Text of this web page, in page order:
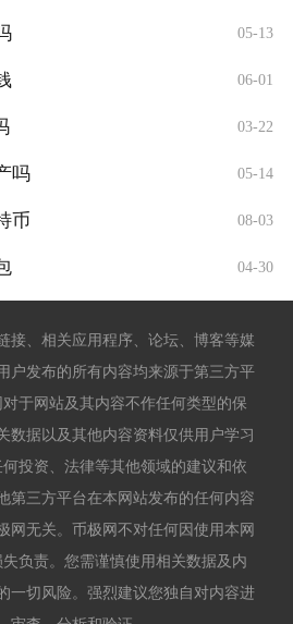
05-13
06-01
03-22
吗 05-14
币 08-03
04-30
接、相关应用程序、论坛、博客等媒
户发布的所有内容均来源于第三方平
于网站及其内容不作任何类型的保
数据以及其他内容资料仅供用户学习
投资、法律等其他领域的建议和依
第三方平台在本网站发布的任何内容
网无关。币极网不对任何因使用本网
负责。您需谨慎使用相关数据及内
一切风险。强烈建议您独自对内容进